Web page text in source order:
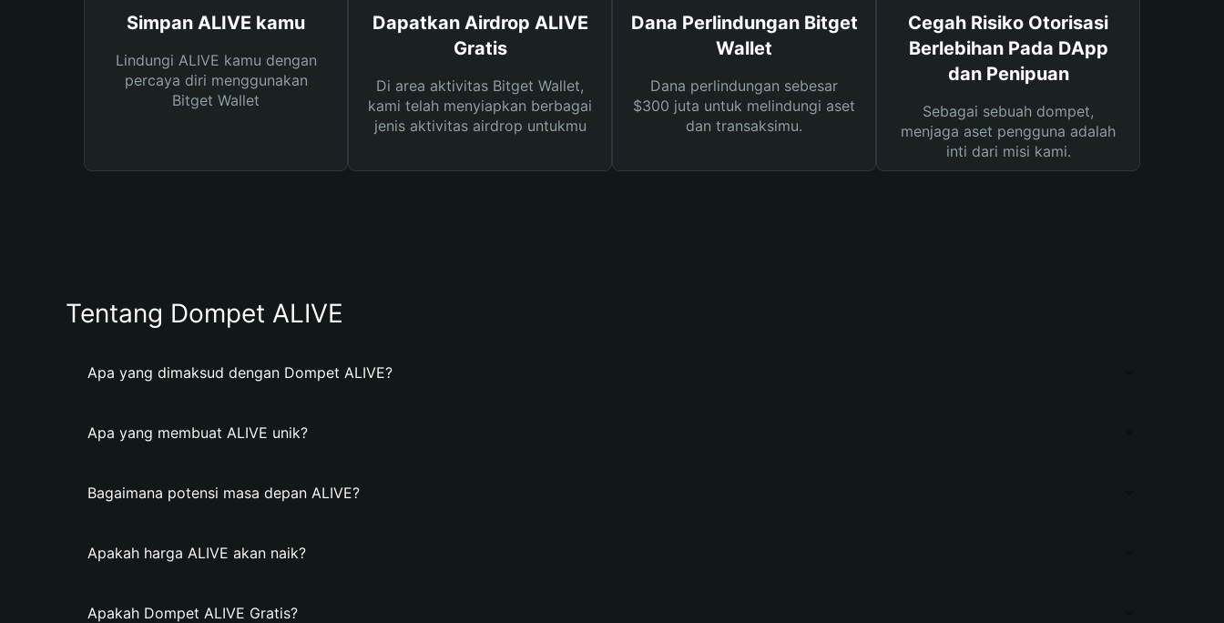
Simpan ALIVE kamu
Lindungi ALIVE kamu dengan
percaya diri menggunakan
Bitget Wallet
Dapatkan Airdrop ALIVE
Gratis
Di area aktivitas Bitget Wallet,
kami telah menyiapkan berbagai
jenis aktivitas airdrop untukmu
Dana Perlindungan Bitget
Wallet
Dana perlindungan sebesar
$300 juta untuk melindungi aset
dan transaksimu.
Cegah Risiko Otorisasi
Berlebihan Pada DApp
dan Penipuan
Sebagai sebuah dompet,
menjaga aset pengguna adalah
inti dari misi kami.
Tentang Dompet ALIVE
Apa yang dimaksud dengan Dompet ALIVE?
Apa yang membuat ALIVE unik?
Bagaimana potensi masa depan ALIVE?
Apakah harga ALIVE akan naik?
Apakah Dompet ALIVE Gratis?